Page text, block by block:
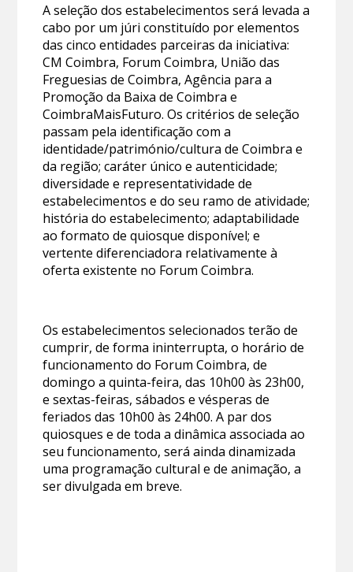
A seleção dos estabelecimentos será levada a
cabo por um júri constituído por elementos
das cinco entidades parceiras da iniciativa:
CM Coimbra, Forum Coimbra, União das
Freguesias de Coimbra, Agência para a
Promoção da Baixa de Coimbra e
CoimbraMaisFuturo. Os critérios de seleção
passam pela identificação com a
identidade/património/cultura de Coimbra e
da região; caráter único e autenticidade;
diversidade e representatividade de
estabelecimentos e do seu ramo de atividade;
história do estabelecimento; adaptabilidade
ao formato de quiosque disponível; e
vertente diferenciadora relativamente à
oferta existente no Forum Coimbra.
Os estabelecimentos selecionados terão de
cumprir, de forma ininterrupta, o horário de
funcionamento do Forum Coimbra, de
domingo a quinta-feira, das 10h00 às 23h00,
e sextas-feiras, sábados e vésperas de
feriados das 10h00 às 24h00. A par dos
quiosques e de toda a dinâmica associada ao
seu funcionamento, será ainda dinamizada
uma programação cultural e de animação, a
ser divulgada em breve.